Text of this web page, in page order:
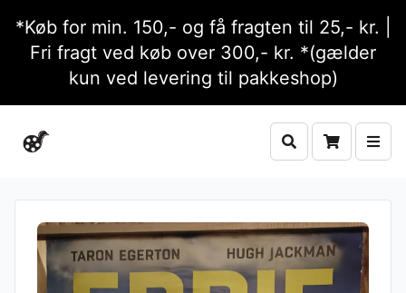
*Køb for min. 150,- og få fragten til 25,- kr. |
Fri fragt ved køb over 300,- kr. *(gælder
kun ved levering til pakkeshop)